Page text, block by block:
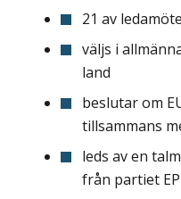
21 av
väljs i
land
beslutar om
tillsammans
leds av en
från partiet